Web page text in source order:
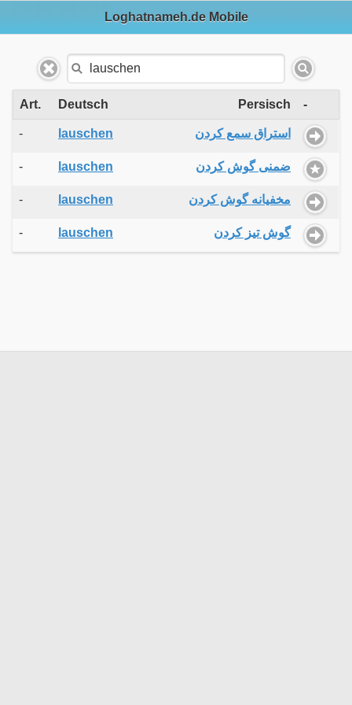
Loghatnameh.de Mobile
Art. Deutsch Persisch -
- lauschen استراق سمع کردن
- lauschen ضمنی گوش کردن
- lauschen مخفیانه گوش کردن
- lauschen گوش تیز کردن